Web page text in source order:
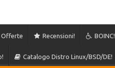
Offerte Recensioni! BOINC!
Catalogo Distro Linux/BSD/DE!